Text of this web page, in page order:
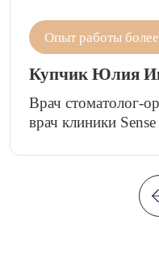
Опыт работы
Купчик Юлия
Врач стоматолог-
врач клиники Sense